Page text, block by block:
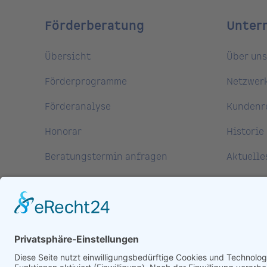
Förderberatung
Übersicht
Förderprogramme
Förderanalyse
Honorar
Beratungstermin anfragen
Über uns
Historie